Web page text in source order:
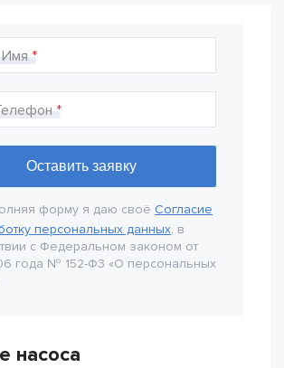
форму я даю своё Согласие
персональных данных, в
с Федеральном законом от
года № 152-Ф3 «О персональных
насоса